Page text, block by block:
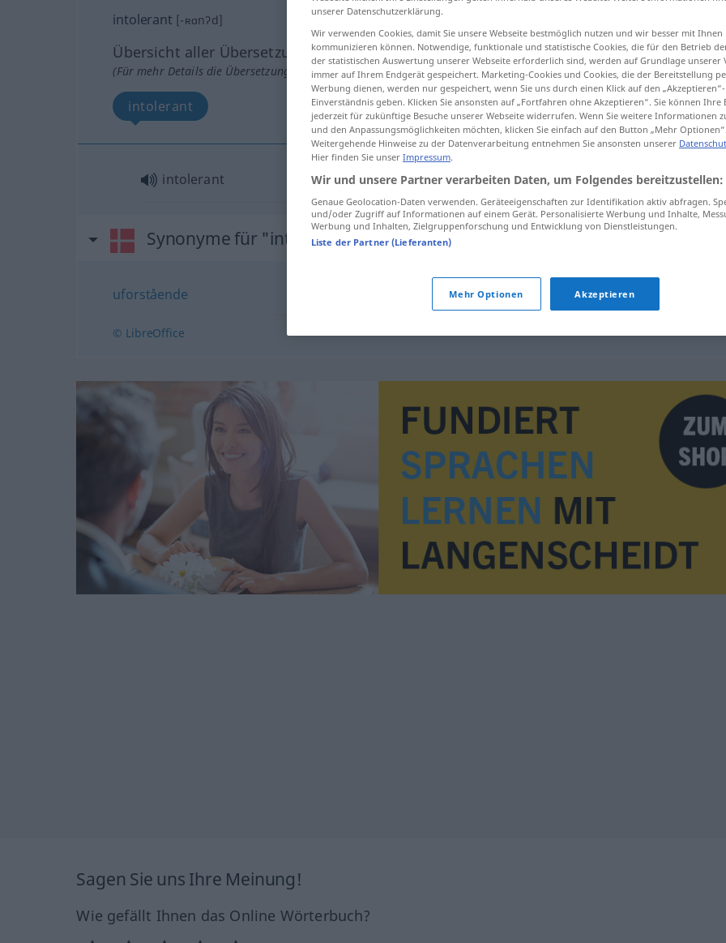
intolerant [-ʀɑnʔd]
Übersicht aller Übersetzungen
(Für mehr Details die Übersetzung anklicken/antippen)
intolerant
intolerant intolerant
Synonyme für "intolerant"
uforstående
© LibreOffice
Sagen Sie uns Ihre Meinung!
Wie gefällt Ihnen das Online Wörterbuch?
unserer Datenschutzerklärung.
Wir verwenden Cookies, damit Sie unsere Webseite bestmöglich nutzen und wir besser mit Ihnen
kommunizieren können. Notwendige, funktionale und statistische Cookies, die für den Betrieb
der statistischen Auswertung unserer Webseite erforderlich sind, werden auf Grundlage unserer
immer auf Ihrem Endgerät gespeichert. Marketing-Cookies und Cookies, die der Bereitstellung
Werbung dienen, werden nur gespeichert, wenn Sie uns durch einen Klick auf den
Einverständnis geben. Klicken Sie ansonsten auf „Fortfahren ohne Akzeptieren“. Sie können
jederzeit für zukünftige Besuche unserer Webseite widerrufen. Wenn Sie weitere Informationen
und den Anpassungsmöglichkeiten möchten, klicken Sie einfach auf den Button „Mehr
Weitergehende Hinweise zu der Datenverarbeitung entnehmen Sie ansonsten unserer
Hier finden Sie unser Impressum.
Wir und unsere Partner verarbeiten Daten, um Folgendes bereitzustellen:
Genaue Geolocation-Daten verwenden. Geräteeigenschaften zur Identifikation aktiv abfragen.
und/oder Zugriff auf Informationen auf einem Gerät. Personalisierte Werbung und Inhalte,
Werbung und Inhalten, Zielgruppenforschung und Entwicklung von Dienstleistungen.
Liste der Partner (Lieferanten)
Mehr Optionen Akzeptieren